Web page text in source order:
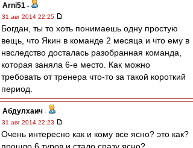
Arni51 -
31 авг 2014 22:25
Богдан, ты то хоть понимаешь одну простую
вещь, что Якин в команде 2 месяца и что ему в
нвследство досталась разобранная команда,
которая заняла 6-е место. Как можно
требовать от тренера что-то за такой короткий
период.
Абдулхаич -
31 авг 2014 22:23
Очень интересно как и кому все ясно? это как?